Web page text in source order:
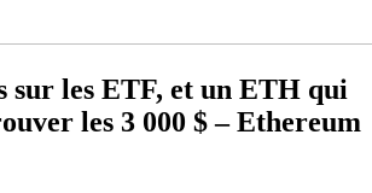
sur les ETF, et un ETH qui
les 3 000 $ – Ethereum